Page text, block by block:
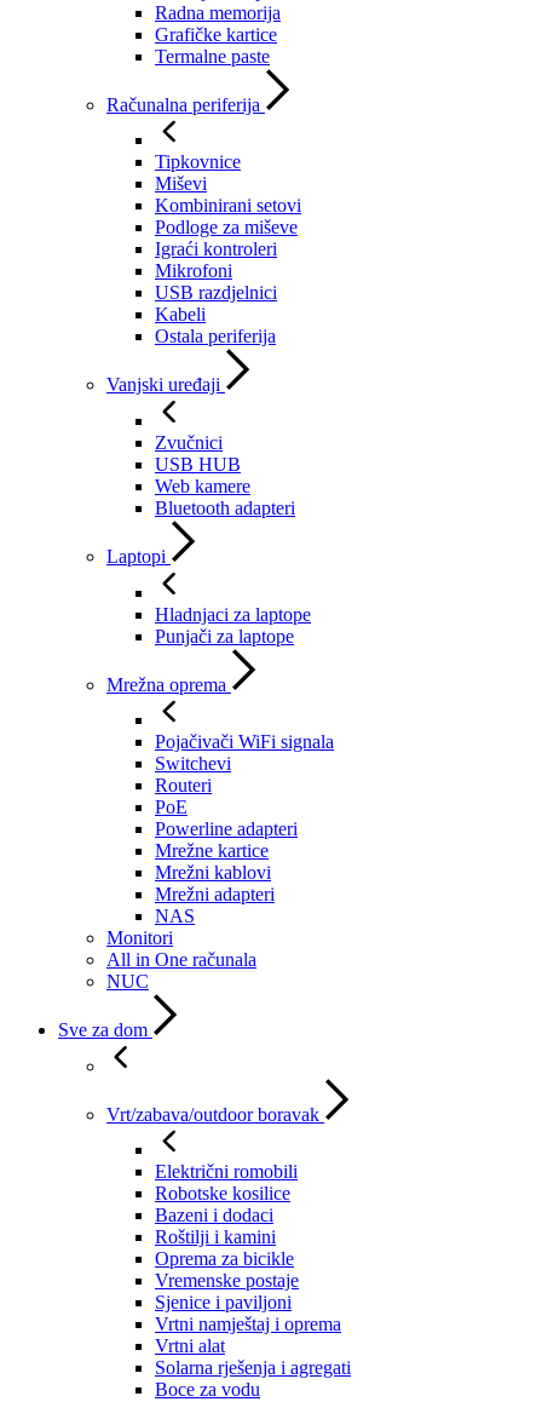
Radna memorija
Grafičke kartice
Termalne paste
Računalna periferija
Tipkovnice
Miševi
Kombinirani setovi
Podloge za miševe
Igraći kontroleri
Mikrofoni
USB razdjelnici
Kabeli
Ostala periferija
Vanjski uređaji
Zvučnici
USB HUB
Web kamere
Bluetooth adapteri
Laptopi
Hladnjaci za laptope
Punjači za laptope
Mrežna oprema
Pojačivači WiFi signala
Switchevi
Routeri
PoE
Powerline adapteri
Mrežne kartice
Mrežni kablovi
Mrežni adapteri
NAS
Monitori
All in One računala
NUC
Sve za dom
Vrt/zabava/outdoor boravak
Električni romobili
Robotske kosilice
Bazeni i dodaci
Roštilji i kamini
Oprema za bicikle
Vremenske postaje
Sjenice i paviljoni
Vrtni namještaj i oprema
Vrtni alat
Solarna rješenja i agregati
Boce za vodu